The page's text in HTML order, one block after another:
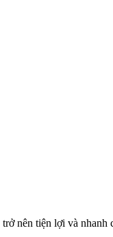
nên tiện lợi và nhanh